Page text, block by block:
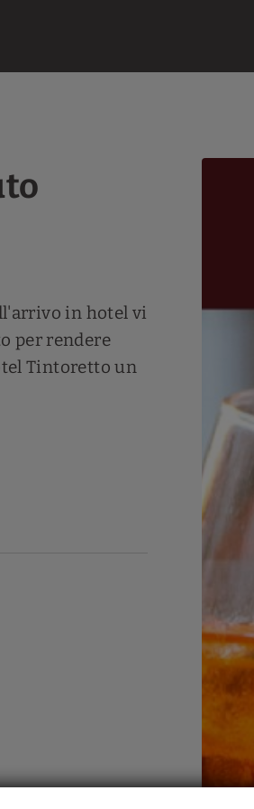
in hotel vi
per rendere
Tintoretto un